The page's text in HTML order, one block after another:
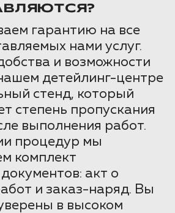
гарантию на все
нами услуг.
и возможности
детейлинг-центре
стенд, который
степень пропускания
выполнения работ.
процедур мы
комплект
акт о
и заказ-наряд. Вы
в высоком